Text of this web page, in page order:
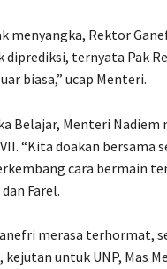
menyangka, Rektor
diprediksi, ternyata Pak
biasa,” ucap Menteri.
Belajar, Menteri Nadiem
“Kita doakan bersama
cara bermain
Farel.
merasa terhormat,
kejutan untuk UNP, Mas